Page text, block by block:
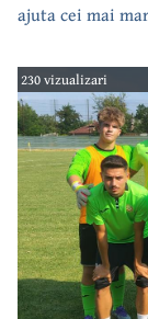
ajuta cei mai
230 vizualizari